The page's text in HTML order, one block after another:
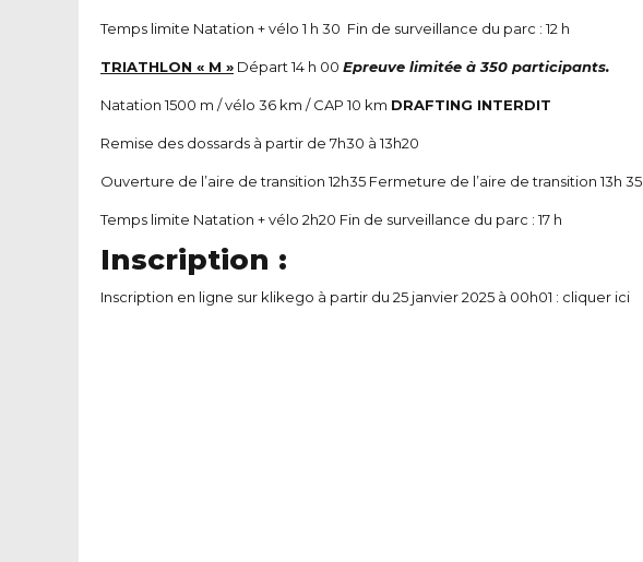
Temps limite Natation + vélo 1 h 30 Fin de surveillance du parc : 12 h
TRIATHLON « M » Départ 14 h 00 Epreuve limitée à 350 participants.
Natation 1500 m / vélo 36 km / CAP 10 km DRAFTING INTERDIT
Remise des dossards à partir de 7h30 à 13h20
Ouverture de l’aire de transition 12h35 Fermeture de l’aire de transition 13h 35
Temps limite Natation + vélo 2h20 Fin de surveillance du parc : 17 h
Inscription :
Inscription en ligne sur klikego à partir du 25 janvier 2025 à 00h01 : cliquer ici